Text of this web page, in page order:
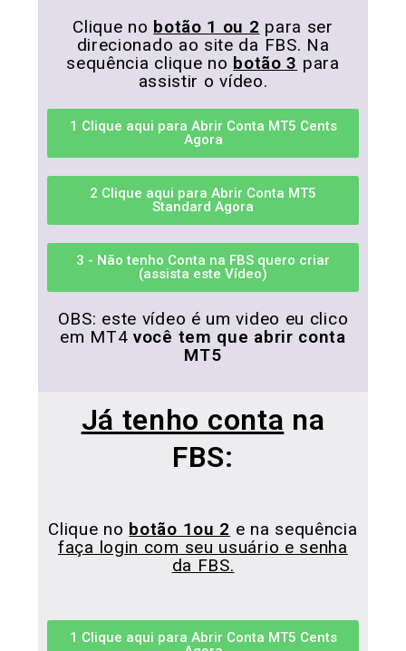
Clique no botão 1 ou 2 para ser
direcionado ao site da FBS. Na
sequência clique no botão 3 para
assistir o vídeo.
1 Clique aqui para Abrir Conta MT5 Cents
Agora
2 Clique aqui para Abrir Conta MT5
Standard Agora
3 - Não tenho Conta na FBS quero criar
(assista este Vídeo)
OBS: este vídeo é um video eu clico
em MT4você tem que abrir conta
MT5
Já tenho conta na
FBS:
Clique no botão 1ou 2 e na sequência
faça login com seu usuário e senha
da FBS.
1 Clique aqui para Abrir Conta MT5 Cents